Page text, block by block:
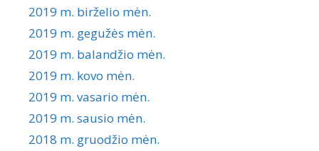
2019 m. birželio mėn.
2019 m. gegužės mėn.
2019 m. balandžio mėn.
2019 m. kovo mėn.
2019 m. vasario mėn.
2019 m. sausio mėn.
2018 m. gruodžio mėn.